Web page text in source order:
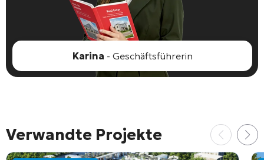
Karina - Geschäftsführerin
Verwandte Projekte